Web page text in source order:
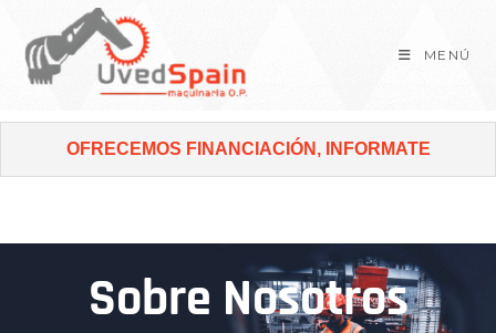
MENÚ
OFRECEMOS FINANCIACIÓN, INFORMATE
Sobre Nosotros